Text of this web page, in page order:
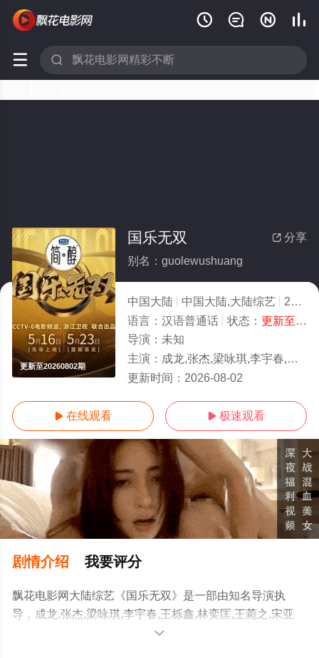
   
 
更新至20260802期
 分享
国乐无双
别名：guolewushuang
中国大陆 中国大陆,大陆综艺 2026
语言： 汉语普通话 状态： 更新至20260802期
导演： 未知
主演： 成龙,张杰,梁咏琪,李宇春,王栎鑫,林奕匡,王菀之,宋亚轩,
更新时间： 2026-08-02
 在线观看  极速观看
剧情介绍 我要评分
飘花电影网大陆综艺《国乐无双》是一部由知名导演执
导，成龙,张杰,梁咏琪,李宇春,王栎鑫,林奕匡,王菀之,宋亚
轩,单依纯,邵子恒,张子墨,李昊,徐子未,井胧,姚晓棠,何浩楠,
